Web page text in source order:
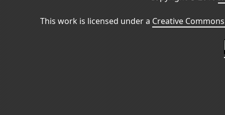
This work is licensed under a Creative